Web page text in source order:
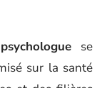
se
sur la santé